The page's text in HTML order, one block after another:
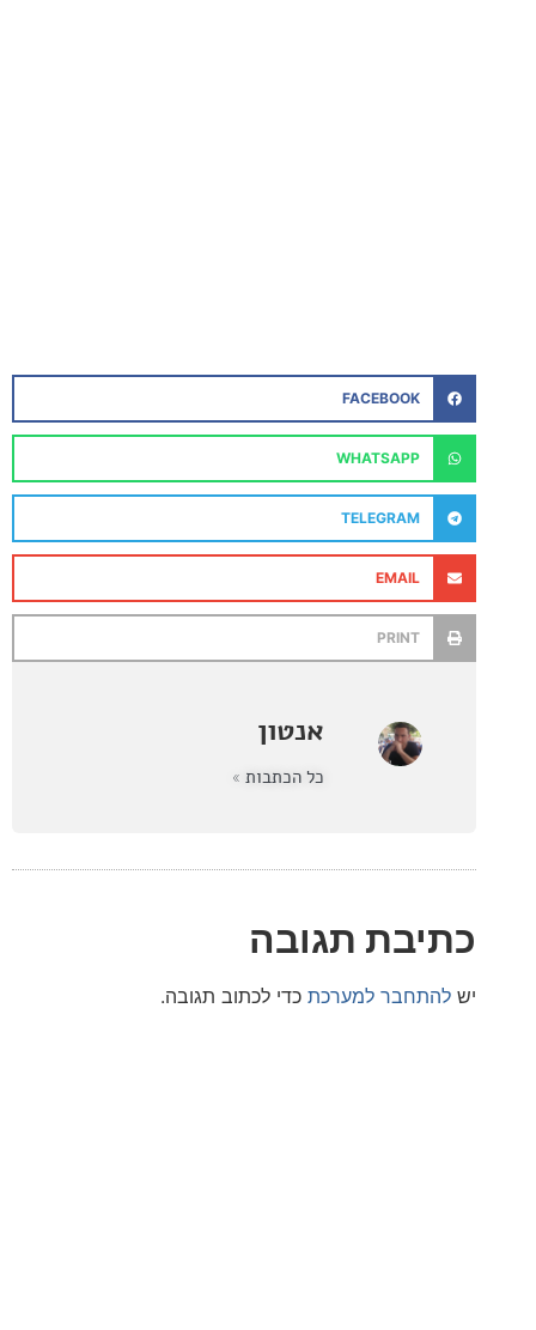
FACEBOOK
WHATSAPP
TELEGRAM
אנטון
תגובה
למערכתכדי לכתוב תגובה.